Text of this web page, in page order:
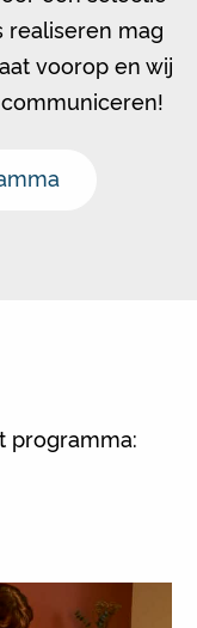
mag
voorop en wij
programma: